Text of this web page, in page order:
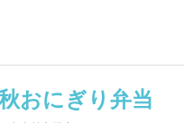
おにぎり弁当